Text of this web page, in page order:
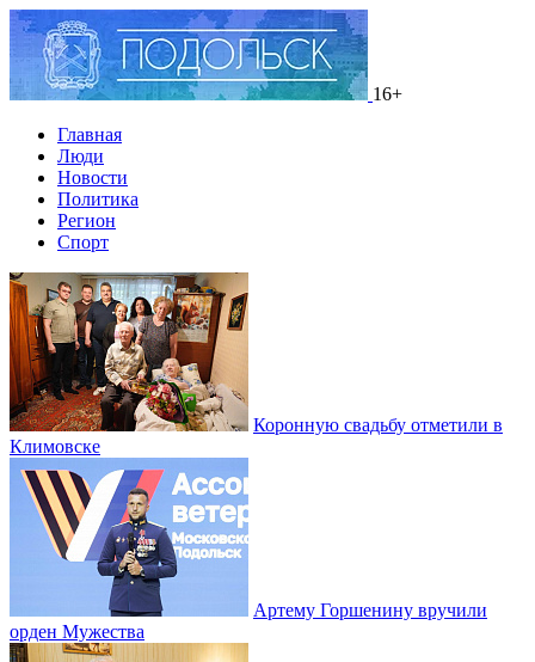
16+
Главная
Люди
Новости
Политика
Регион
Спорт
Коронную свадьбу отметили в
Климовске
Артему Горшенину вручили
орден Мужества